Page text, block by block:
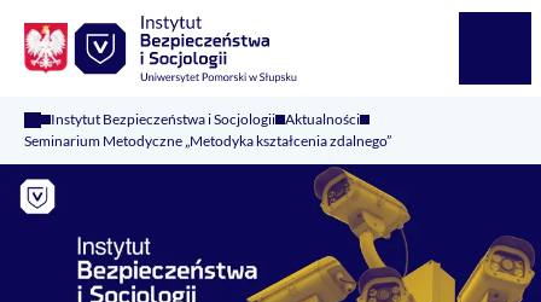
Instytut Bezpieczeństwa i Socjologii Aktualności
Seminarium Metodyczne „Metodyka kształcenia zdalnego”
Logo Kaliop Poland